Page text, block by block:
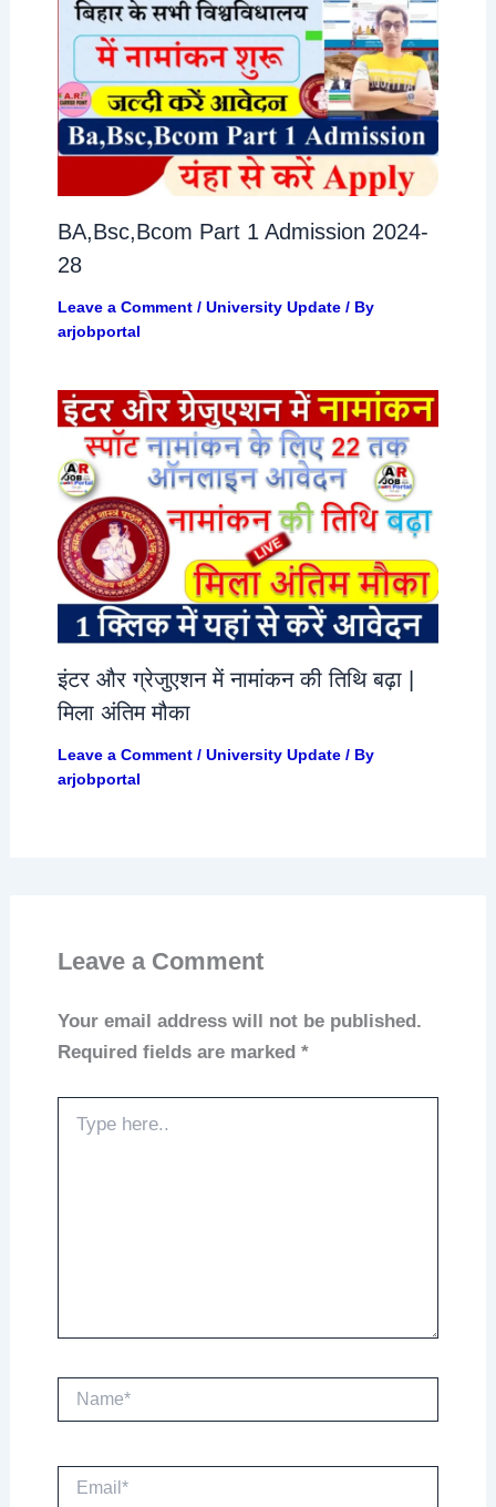
BA,Bsc,Bcom Part 1 Admission 2024-
28
Leave a Comment / University Update/ By
arjobportal
इंटर और ग्रेजुएशन में नामांकन की तिथि बढ़ा |
मिला अंतिम मौका
Leave a Comment / University Update/ By
arjobportal
Leave a Comment
Your email address will not be published.
Required fields are marked *
here..
Name*